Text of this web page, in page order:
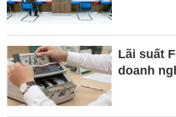
Lãi suất
doanh